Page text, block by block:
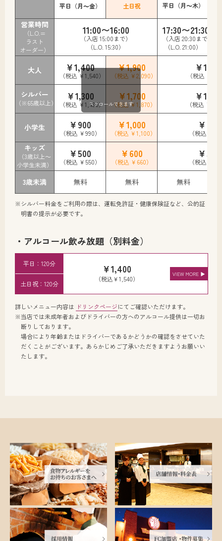
平日（月～金） 土日祝 平日（月～木）
営業時間
（L.O.=
ラスト
オーダー）
11:00〜16:00
（入店 15:00まで）
（L.O. 15:30）
17:30〜21:30
（入店 20:30まで）
（L.O. 21:00）
大人 ￥1,400
（税込 ￥1,540）
￥1,900
（税込 ￥2,090）
￥
（税込 ￥
シルバー
（※65歳以上）
￥1,300
（税込 ￥1,430）
￥1,700
（税込 ￥1,870）
￥
（税込 ￥
小学生 ￥900
（税込 ￥990）
￥1,000
（税込 ￥1,100）
￥900
（税込 ￥
キッズ
（3歳以上～
小学生未満）
￥500
（税込 ￥550）
￥600
（税込 ￥660）
￥500
（税込 ￥
3歳未満 無料 無料 無料
スクロールできます
※シルバー料金をご利用の際は、運転免許証・健康保険証など、公的証
明書の提示が必要です。
・アルコール飲み放題（別料金）
平日：120分
土日祝：120分
￥1,400
（税込￥1,540）
VIEW MORE ▶
詳しいメニュー内容は ドリンクページにてご確認いただけます。
※当店では未成年者およびドライバーの方へのアルコール提供は一切お
断りしております。
場合により年齢またはドライバーであるかどうかの確認をさせていた
だくことがございます。あらかじめご了承いただきますようお願いい
たします。